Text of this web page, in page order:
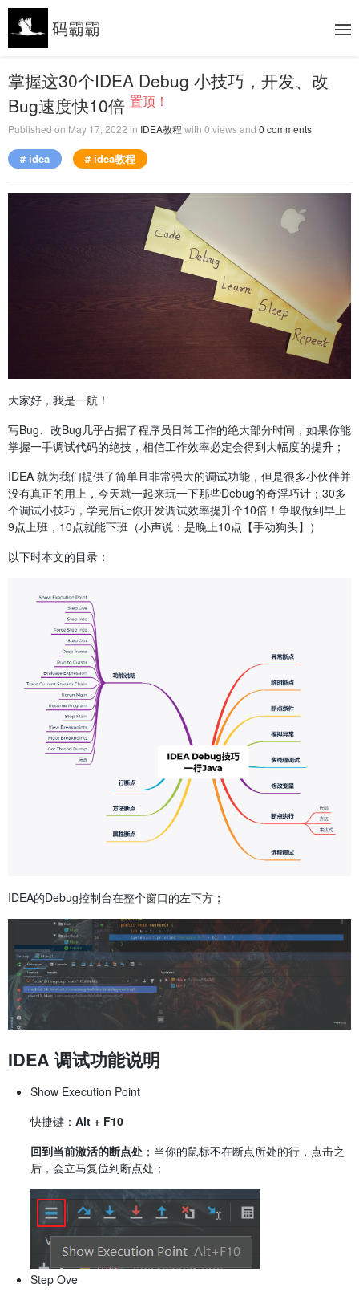
码霸霸
掌握这30个IDEA Debug 小技巧，开发、改
Bug速度快10倍 置顶！
Published on May 17, 2022 in IDEA教程 with 0 views and 0 comments
# idea # idea教程
大家好，我是一航！
写Bug、改Bug几乎占据了程序员日常工作的绝大部分时间，如果你能
掌握一手调试代码的绝技，相信工作效率必定会得到大幅度的提升；
IDEA 就为我们提供了简单且非常强大的调试功能，但是很多小伙伴并
没有真正的用上，今天就一起来玩一下那些Debug的奇淫巧计；30多
个调试小技巧，学完后让你开发调试效率提升个10倍！争取做到早上
9点上班，10点就能下班（小声说：是晚上10点【手动狗头】）
以下时本文的目录：
IDEA的Debug控制台在整个窗口的左下方；
IDEA 调试功能说明
Show Execution Point
快捷键： Alt + F10
回到当前激活的断点处 ；当你的鼠标不在断点所处的行，点击之
后，会立马复位到断点处；
Step Ove